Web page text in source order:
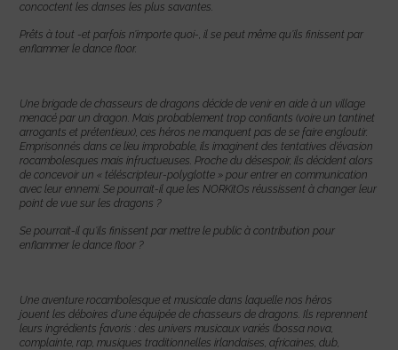
concoctent les danses les plus savantes.
Prêts à tout -et parfois n’importe quoi-, il se peut même qu’ils finissent par
enflammer le dance floor.
Une brigade de chasseurs de dragons décide de venir en aide à un village
menacé par un dragon. Mais probablement trop confiants (voire un tantinet
arrogants et prétentieux), ces héros ne manquent pas de se faire engloutir.
Emprisonnés dans ce lieu improbable, ils imaginent des tentatives d’évasion
rocambolesques mais infructueuses. Proche du désespoir, ils décident alors
de concevoir un « téléscripteur-polyglotte » pour entrer en communication
avec leur ennemi. Se pourrait-il que les NORKitOs réussissent à changer leur
point de vue sur les dragons ?
Se pourrait-il qu’ils finissent par mettre le public à contribution pour
enflammer le dance floor ?
Une aventure rocambolesque et musicale dans laquelle nos héros
jouent les déboires d’une équipée de chasseurs de dragons. Ils reprennent
leurs ingrédients favoris : des univers musicaux variés (bossa nova,
complainte, rap, musiques traditionnelles irlandaises, africaines, dub,